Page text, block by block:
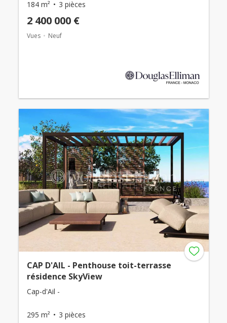
184 m² 3 pièces
2 400 000 €
Vues Neuf
CAP D'AIL - Penthouse toit-terrasse
résidence SkyView
Cap-d'Ail -
295 m² 3 pièces